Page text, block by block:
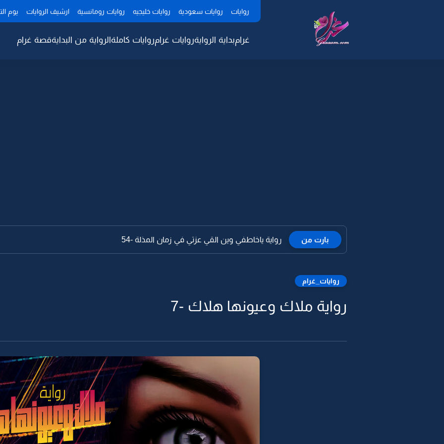
روايات روايات سعودية روايات خليجيه روايات رومانسية ارشيف الروايات يوم
غرامبداية الروايةروايات غرامروايات كاملةالرواية من البدايةقصة غرام
بارت من رواية ياخاطفي وين القي عزتي في زمان المذلة -54
روايات_غرام
رواية ملاك وعيونها هلاك -7